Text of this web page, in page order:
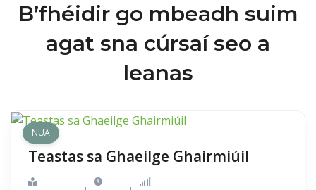
B’fhéidir go mbeadh suim
agat sna cúrsaí seo a
leanas
NUA
Teastas sa Ghaeilge Ghairmiúil